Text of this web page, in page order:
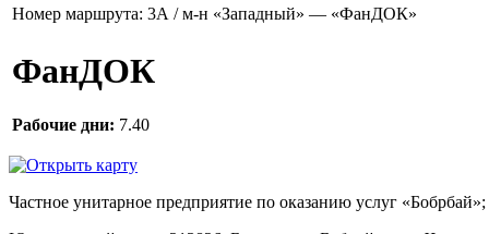
Номер маршрута: 3А / м-н «Западный» — «ФанДОК»
ФанДОК
­Рабочие дни: 7.40
Частное унитарное предприятие по оказанию услуг «Бобрбай»;